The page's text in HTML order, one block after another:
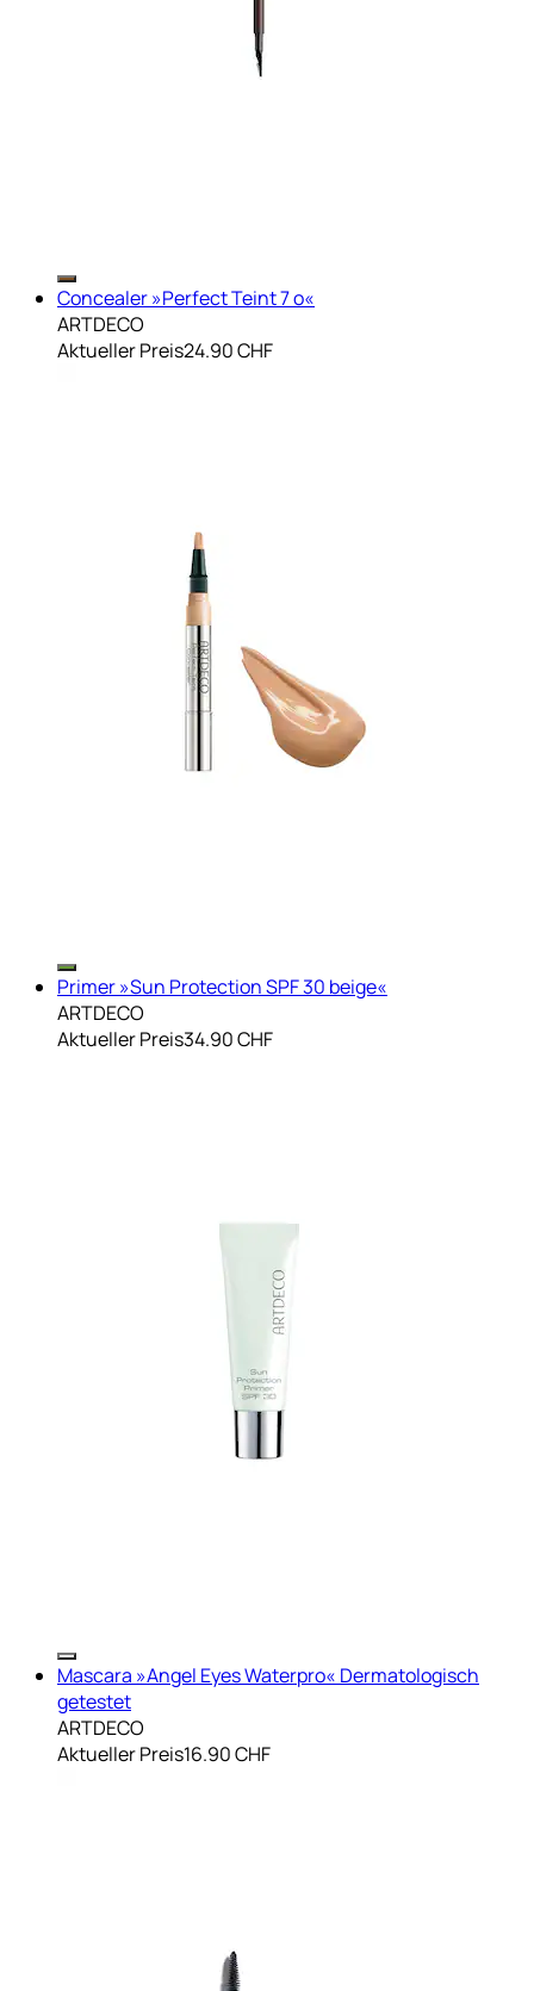
Concealer »Perfect Teint 7 o«
ARTDECO
Aktueller Preis24.90 CHF
Primer »Sun Protection SPF 30 beige«
ARTDECO
Aktueller Preis34.90 CHF
Mascara »Angel Eyes Waterpro« Dermatologisch
getestet
ARTDECO
Aktueller Preis16.90 CHF